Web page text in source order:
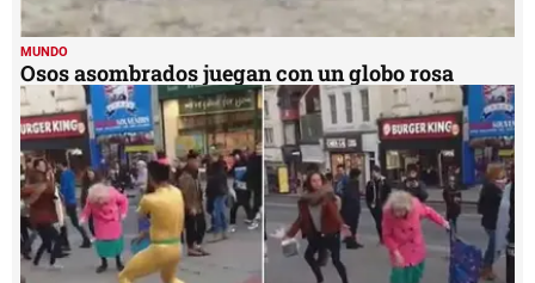
MUNDO
Osos asombrados juegan con un globo rosa